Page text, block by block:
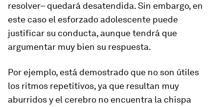
resolver– quedará desatendida. Sin embargo, en
este caso el esforzado adolescente puede
justificar su conducta, aunque tendrá que
argumentar muy bien su respuesta.
Por ejemplo, está demostrado que no son útiles
los ritmos repetitivos, ya que resultan muy
aburridos y el cerebro no encuentra la chispa